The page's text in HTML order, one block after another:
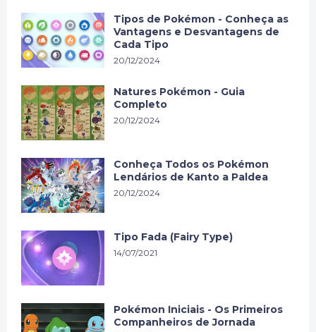
Tipos de Pokémon - Conheça as
Vantagens e Desvantagens de
Cada Tipo
20/12/2024
Natures Pokémon - Guia
Completo
20/12/2024
Conheça Todos os Pokémon
Lendários de Kanto a Paldea
20/12/2024
Tipo Fada (Fairy Type)
14/07/2021
Pokémon Iniciais - Os Primeiros
Companheiros de Jornada